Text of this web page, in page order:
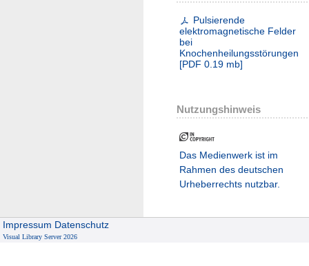
Pulsierende
elektromagnetische Felder
bei
Knochenheilungsstörungen
[PDF 0.19 mb]
Nutzungshinweis
Das Medienwerk ist im
Rahmen des deutschen
Urheberrechts nutzbar.
Impressum Datenschutz
Visual Library Server 2026